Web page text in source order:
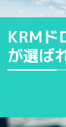
KRMド
が選ば